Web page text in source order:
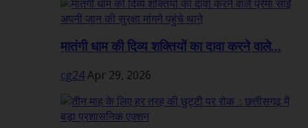
मातंगी धाम की दिव्य शक्तियों का दावा करने वाले...
cg24Apr 29, 2026